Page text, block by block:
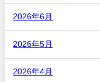
2026年6月
2026年5月
2026年4月